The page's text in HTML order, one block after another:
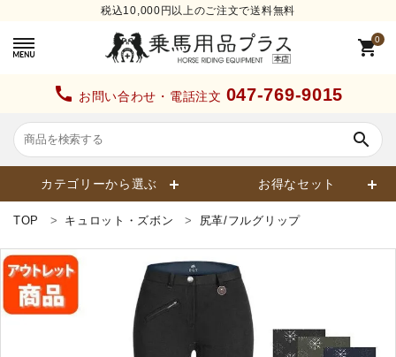
税込10,000円以上のご注文で送料無料
0
shopping_cart
call お問い合わせ・電話注文 047-769-9015
search
カテゴリーから選ぶ お得なセット
search
カテゴリーから探す
TOP キュロット・ズボン 尻革/フルグリップ